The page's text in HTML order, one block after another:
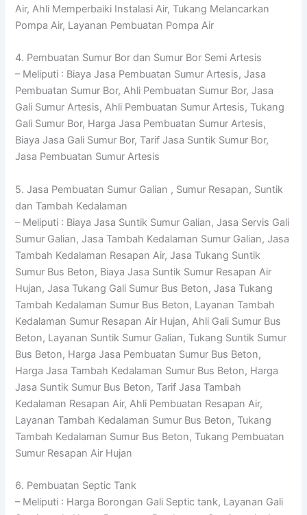
Air, Ahli Memperbaiki Instalasi Air, Tukang Melancarkan
Pompa Air, Layanan Pembuatan Pompa Air
4. Pembuatan Sumur Bor dan Sumur Bor Semi Artesis
– Meliputi : Biaya Jasa Pembuatan Sumur Artesis, Jasa
Pembuatan Sumur Bor, Ahli Pembuatan Sumur Bor, Jasa
Gali Sumur Artesis, Ahli Pembuatan Sumur Artesis, Tukang
Gali Sumur Bor, Harga Jasa Pembuatan Sumur Artesis,
Biaya Jasa Gali Sumur Bor, Tarif Jasa Suntik Sumur Bor,
Jasa Pembuatan Sumur Artesis
5. Jasa Pembuatan Sumur Galian , Sumur Resapan, Suntik
dan Tambah Kedalaman
– Meliputi : Biaya Jasa Suntik Sumur Galian, Jasa Servis Gali
Sumur Galian, Jasa Tambah Kedalaman Sumur Galian, Jasa
Tambah Kedalaman Resapan Air, Jasa Tukang Suntik
Sumur Bus Beton, Biaya Jasa Suntik Sumur Resapan Air
Hujan, Jasa Tukang Gali Sumur Bus Beton, Jasa Tukang
Tambah Kedalaman Sumur Bus Beton, Layanan Tambah
Kedalaman Sumur Resapan Air Hujan, Ahli Gali Sumur Bus
Beton, Layanan Suntik Sumur Galian, Tukang Suntik Sumur
Bus Beton, Harga Jasa Pembuatan Sumur Bus Beton,
Harga Jasa Tambah Kedalaman Sumur Bus Beton, Harga
Jasa Suntik Sumur Bus Beton, Tarif Jasa Tambah
Kedalaman Resapan Air, Ahli Pembuatan Resapan Air,
Layanan Tambah Kedalaman Sumur Bus Beton, Tukang
Tambah Kedalaman Sumur Bus Beton, Tukang Pembuatan
Sumur Resapan Air Hujan
6. Pembuatan Septic Tank
– Meliputi : Harga Borongan Gali Septic tank, Layanan Gali